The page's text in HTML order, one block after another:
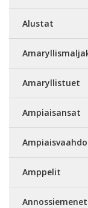
Alustat
Amaryllistuet
Ampiaisansat
Amppelit
Annossiemenet